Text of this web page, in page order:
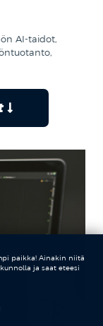
AI-taidot,
paikka! Ainakin niitä
ja saat eteesi